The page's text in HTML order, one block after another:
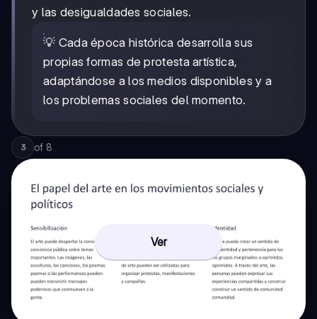
y las desigualdades sociales.
💡 Cada época histórica desarrolla sus
propias formas de protesta artística,
adaptándose a los medios disponibles y a
los problemas sociales del momento.
3 of 8
Ver